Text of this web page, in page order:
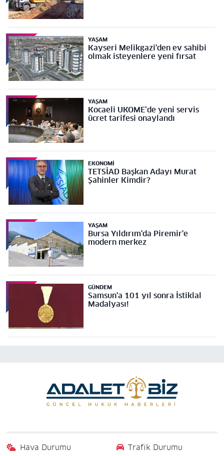
YAŞAM
Kayseri Melikgazi'den ev sahibi
olmak isteyenlere yeni fırsat
YAŞAM
Kocaeli UKOME’de yeni servis
ücret tarifesi onaylandı
EKONOMI
TETSİAD Başkan Adayı Murat
Şahinler Kimdir?
YAŞAM
Bursa Yıldırım'da Piremir'e
modern merkez
GÜNDEM
Samsun'a 101 yıl sonra İstiklal
Madalyası!
Hava Durumu Trafik Durumu